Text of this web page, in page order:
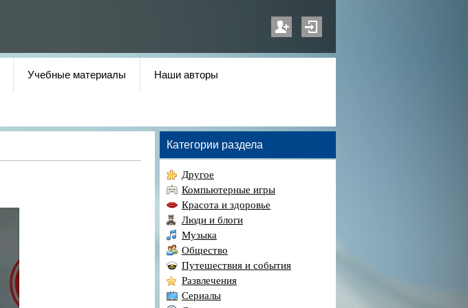
Учебные материалы Наши авторы
Категории раздела
Другое
Компьютерные игры
Красота и здоровье
Люди и блоги
Музыка
Общество
Путешествия и события
Развлечения
Сериалы